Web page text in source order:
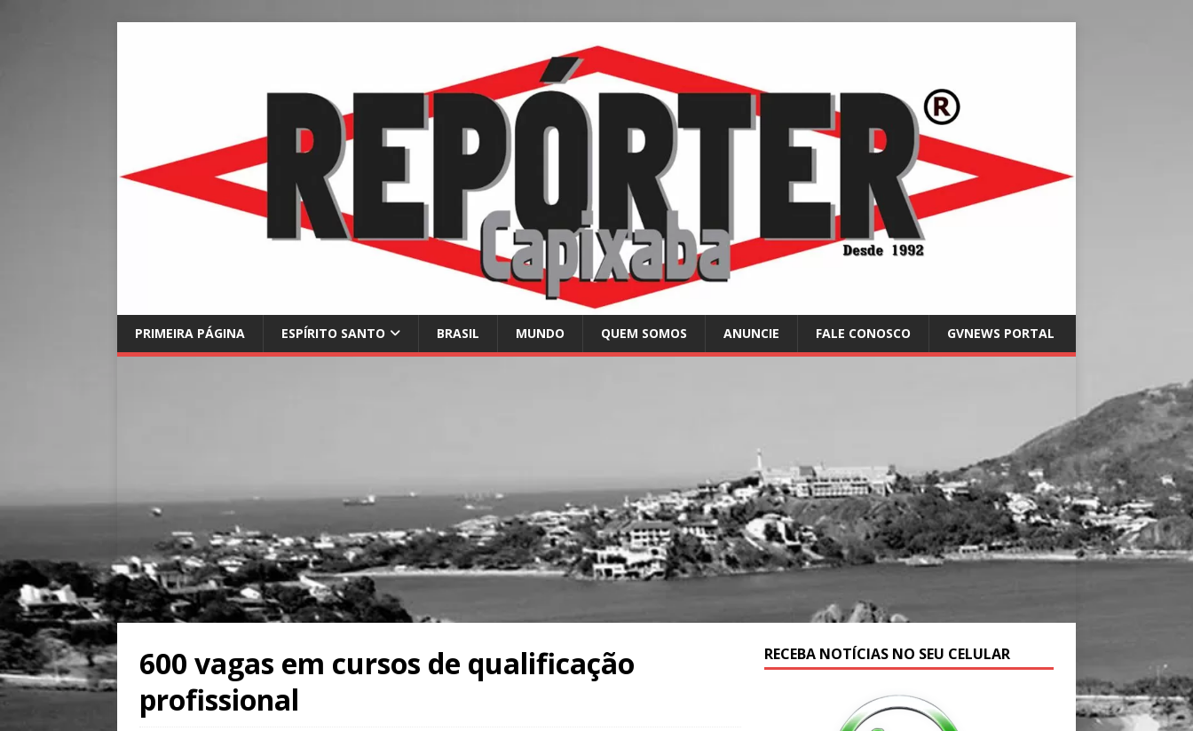
PRIMEIRA PÁGINA ESPÍRITO SANTO BRASIL MUNDO QUEM SOMOS ANUNCIE FALE CONOSCO GVNEWS PORTAL
600 vagas em cursos de qualificação
profissional
RECEBA NOTÍCIAS NO SEU CELULAR